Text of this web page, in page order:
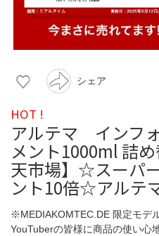
シェア
HOT !
アルテマ インフ
メント1000ml 詰
天市場】☆スーパ
ント10倍☆アルテ
※MEDIAKOMTEC.DE 限定モデ
YouTuberの皆様に商品の使い心